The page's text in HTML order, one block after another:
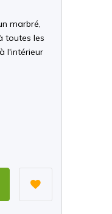
marbré,
toutes les
l'intérieur